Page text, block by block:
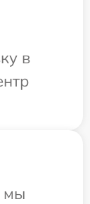
в
мы